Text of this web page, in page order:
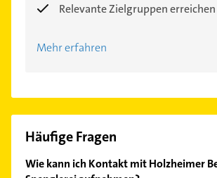
Relevante Zielgruppen erreichen
Mehr erfahren
Häufige Fragen
Wie kann ich Kontakt mit Holzheimer